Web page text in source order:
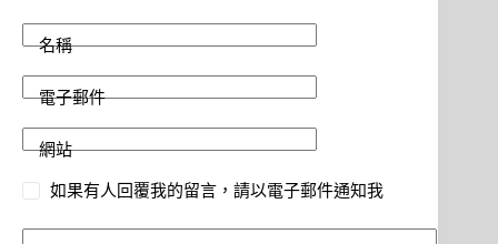
名稱
電子郵件
網站
如果有人回覆我的留言，請以電子郵件通知我